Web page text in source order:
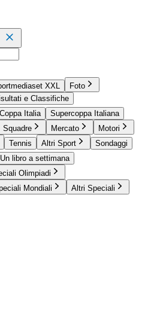
XXL
Foto
e Classifiche
Coppa Italia
Supercoppa Italiana
Squadre Mercato
Motori
Tennis Altri Sport
Sondaggi
Un libro a settimana
Olimpiadi
Mondiali Altri Speciali